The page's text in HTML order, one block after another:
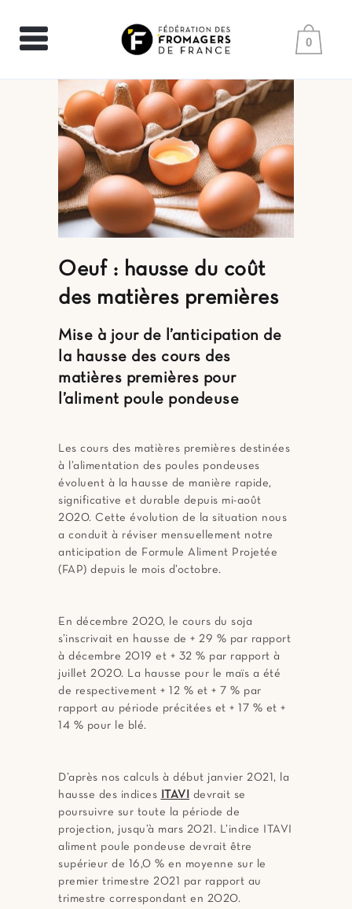
0
Oeuf : hausse du coût
des matières premières
Mise à jour de l’anticipation de
la hausse des cours des
matières premières pour
l’aliment poule pondeuse
Les cours des matières premières destinées
à l’alimentation des poules pondeuses
évoluent à la hausse de manière rapide,
significative et durable depuis mi-août
2020. Cette évolution de la situation nous
a conduit à réviser mensuellement notre
anticipation de Formule Aliment Projetée
(FAP) depuis le mois d’octobre.
En décembre 2020, le cours du soja
s’inscrivait en hausse de + 29 % par rapport
à décembre 2019 et + 32 % par rapport à
juillet 2020. La hausse pour le maïs a été
de respectivement + 12 % et + 7 % par
rapport au période précitées et + 17 % et +
14 % pour le blé.
D’après nos calculs à début janvier 2021, la
hausse des indices
ITAVI
devrait se
poursuivre sur toute la période de
projection, jusqu’à mars 2021. L’indice ITAVI
aliment poule pondeuse devrait être
supérieur de 16,0 % en moyenne sur le
premier trimestre 2021 par rapport au
trimestre correspondant en 2020.